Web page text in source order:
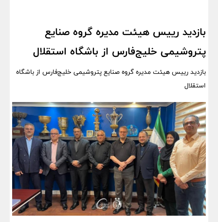
بازدید رییس هیئت مدیره گروه صنایع
پتروشیمی خلیج‌فارس از باشگاه استقلال
بازدید رییس هیئت مدیره گروه صنایع پتروشیمی خلیج‌فارس از باشگاه
استقلال